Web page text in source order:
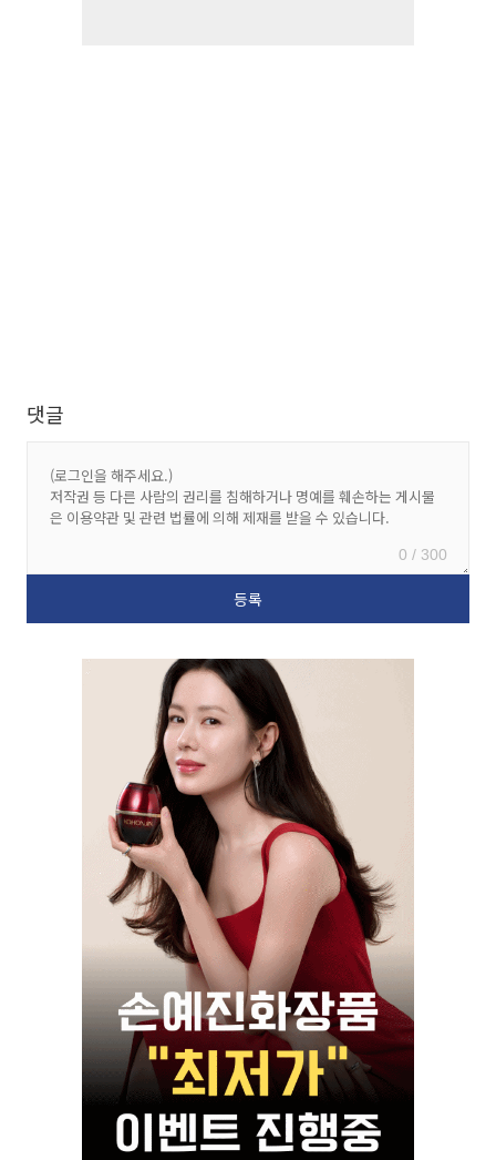
댓글
0 / 300